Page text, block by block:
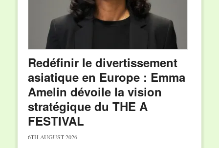
Redéfinir le divertissement
asiatique en Europe : Emma
Amelin dévoile la vision
stratégique du THE A
FESTIVAL
6TH AUGUST 2026